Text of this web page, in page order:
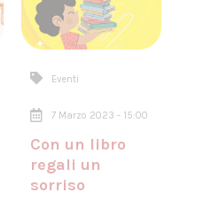
Eventi
7 Marzo 2023 - 15:00
Con un libro
regali un
sorriso